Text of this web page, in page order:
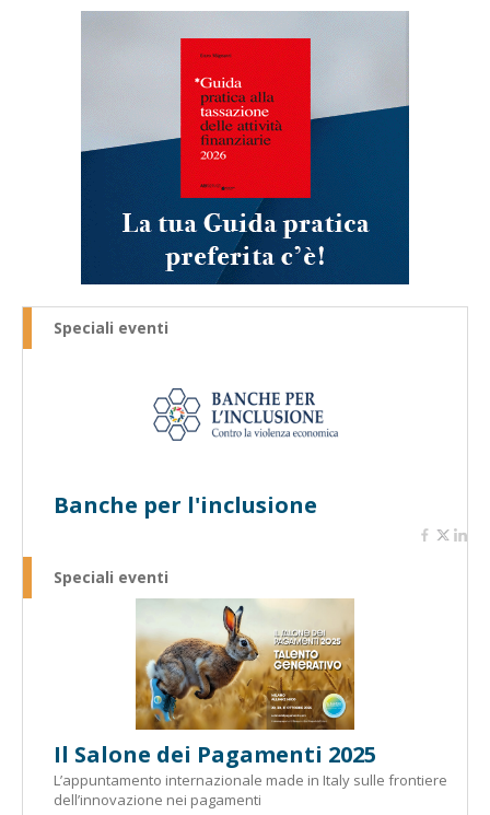
Speciali eventi
Banche per l'inclusione
Speciali eventi
Il Salone dei Pagamenti 2025
L’appuntamento internazionale made in Italy sulle frontiere
dell’innovazione nei pagamenti